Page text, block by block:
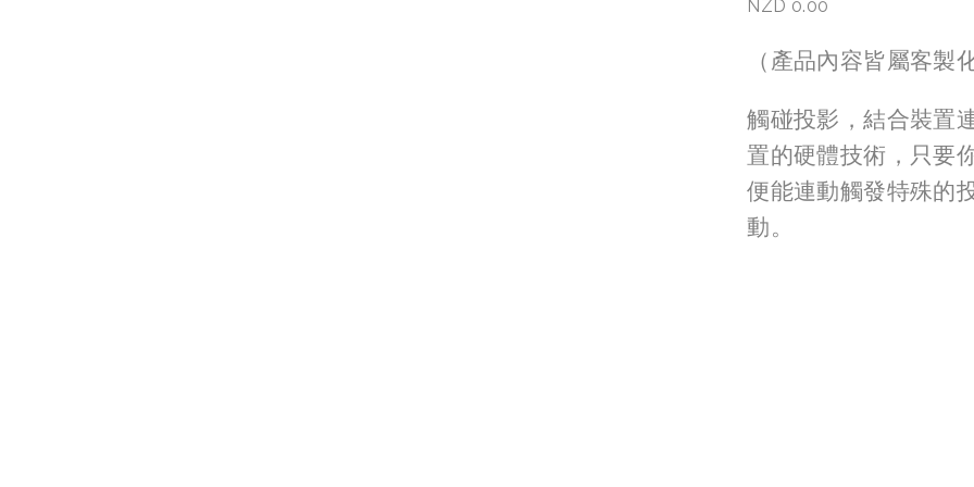
NZD 0.00
（產品內容皆屬客製
觸碰投影，結合裝置
置的硬體技術，只要
便能連動觸發特殊的
動。